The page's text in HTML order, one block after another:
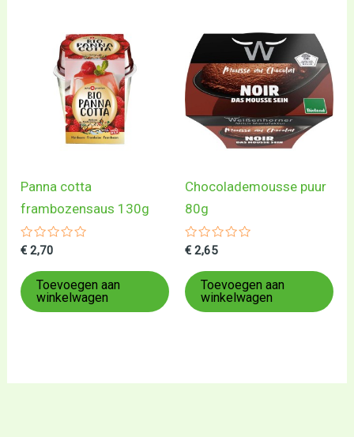
Panna cotta
frambozensaus 130g
Gewaardeerd
uit
5
€ 2,70
Toevoegen aan
winkelwagen
Chocolademousse puur
80g
Gewaardeerd
uit
5
€ 2,65
Toevoegen aan
winkelwagen